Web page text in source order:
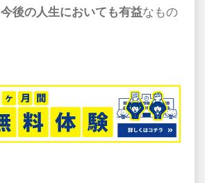
今後の人生においても有益なもの